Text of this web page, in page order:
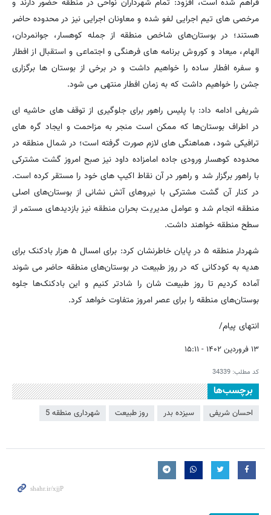
فراهم شده است، افزود: تمام شهرداران نواحی در منطقه حضور دارند و
مرخصی های تیم اجرایی لغو شده و معاونان اجرایی نیز در محدوده حاضر
هستند؛ در بوستان‌های شاخص منطقه از جمله کوهسار، جوانمردان،
الهام، میعاد و کوروش برنامه های فرهنگی و اجتماعی و استقبال از افطار
و سفره افطار ساده را خواهیم داشت و در برخی از بوستان ها برگزاری
جشن را خواهیم داشت که به زمان افطار منتهی می شود.
شریفی ادامه داد: با پلیس راهور برای جلوگیری از توقف های حاشیه ای
در اطراف بوستان‌ها که ممکن است منجر به مزاحمت و ایجاد گره های
ترافیکی شود، هماهنگی های لازم صورت گرفته است؛ در شمال منطقه در
محدوده کوهسار ورودی جاده امامزاده داود نیز صبح امروز گشت مشترکی
با راهور برگزار شد و راهور در آن نقاط اکیپ های خود را مستقر کرده است.
در کنار آن گشت مشترکی با نیروهای آتش نشانی از بوستان‌های اصلی
منطقه انجام شد و عوامل مدیریت بحران منطقه نیز بازدیدهای مستمر از
سطح منطقه خواهند داشت.
شهردار منطقه ۵ در پایان خاطرنشان کرد: برای امسال ۵ هزار بادکنک برای
هدیه به کودکانی که در روز طبیعت در بوستان‌های منطقه حاضر می شوند
آماده کردیم تا روز طبیعت شان را شادتر کنیم و این بادکنک‌ها جلوه
بوستان‌های منطقه را برای عصر امروز متفاوت خواهد کرد.
انتهای پیام/
۱۳ فروردین ۱۴۰۲ - ۱۵:۱۱
کد مطلب: 34339
برچسب‌ها
احسان شریفی سیزده بدر روز طبیعت شهرداری منطقه 5